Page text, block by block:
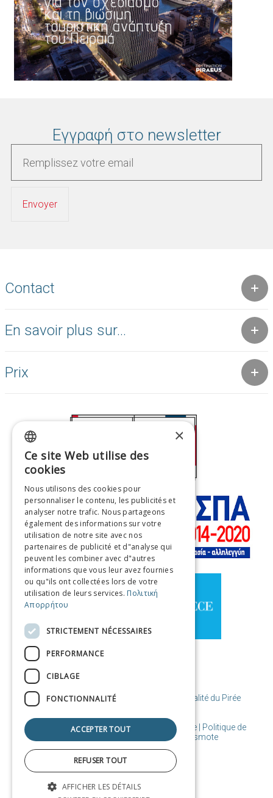
Εγγραφή στο newsletter
Contact
En savoir plus sur...
Prix
© Copyright Destination Le Pirée / Municipalité du Pirée
Conditions d'utilisation | Cookies de politique | Politique de
| Conçu et créé par Cosmote
GREEK
FRENCH
ITALIAN
GERMAN
SPANISH
CHINESE (SIMPLIFIED)
CHINESE
×
Ce site Web utilise des
cookies
Nous utilisons des cookies pour
personnaliser le contenu, les publicités et
analyser notre trafic. Nous partageons
également des informations sur votre
utilisation de notre site avec nos
partenaires de publicité et d"analyse qui
peuvent les combiner avec d"autres
informations que vous leur avez fournies
ou qu"ils ont collectées lors de votre
utilisation de leurs services. Πολιτική
Απορρήτου
STRICTEMENT NÉCESSAIRES
PERFORMANCE
CIBLAGE
FONCTIONNALITÉ
ACCEPTER TOUT
REFUSER TOUT
AFFICHER LES DÉTAILS